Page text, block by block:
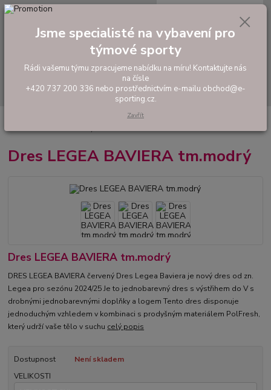
Hledat
tel: +420 737 200 336
0,00 Kč
Tréninkové oblečení
LEGEA BAVIERA tm.modrý
Dres LEGEA BAVIERA tm.modrý
Dres LEGEA BAVIERA tm.modrý
DRES LEGEA BAVIERA červený Dres Legea Baviera je nový dres od zn.
Legea pro sezónu 2024/25 Je to jednobarevný dres s výstřihem do V s
drobnými jednobarevnými doplňky a logem Tento dres disponuje
jednoduchým vzhledem v kombinaci s prodyšným materiálem PolFresh,
který udrží vaše tělo v suchu celý popis
Dostupnost
Není skladem
VELIKOSTI
Jsme specialisté na vybavení pro
týmové sporty
Rádi vašemu týmu zpracujeme nabídku na míru! Kontaktujte nás
na čísle
+420 737 200 336 nebo prostřednictvím e-mailu obchod@e-
sporting.cz.
Zavřít